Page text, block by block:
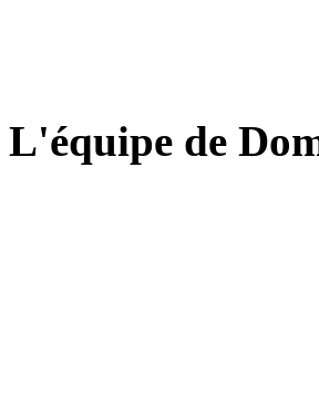
L'équipe de